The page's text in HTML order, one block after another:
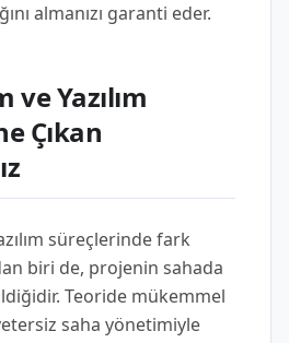
almanızı garanti eder.
ve Yazılım
Çıkan
süreçlerinde fark
biri de, projenin sahada
Teoride mükemmel
saha yönetimiyle